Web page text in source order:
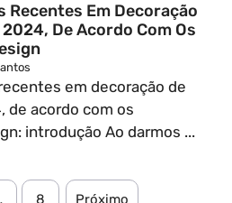
Recentes Em Decoração
De Acordo Com Os
em decoração de
de acordo com os
introdução Ao darmos ...
8 Próximo